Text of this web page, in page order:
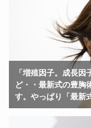
「増殖因子。成長
ど・・最新式の豊胸
す。やっぱり「最新